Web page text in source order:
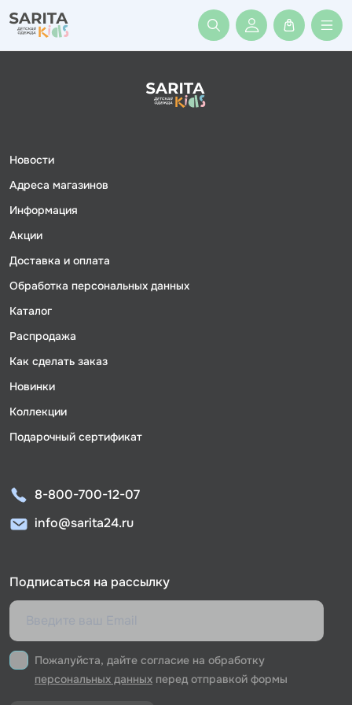
Войти или
Новости
Адреса магазинов
Информация
Акции
Доставка и оплата
Обработка персональных данных
Каталог
Распродажа
Как сделать заказ
Новинки
Коллекции
Подарочный сертификат
8-800-700-12-07
info@sarita24.ru
Подписаться на рассылку
Пожалуйста, дайте согласие на обработку
персональных данных перед отправкой формы